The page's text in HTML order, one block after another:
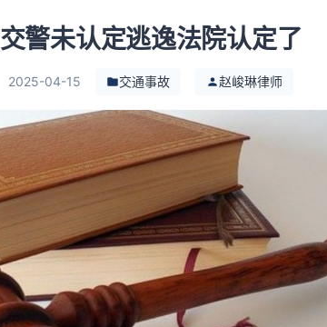
交警未认定逃逸法院认定了
2025-04-15 交通事故 赵峻琳律师